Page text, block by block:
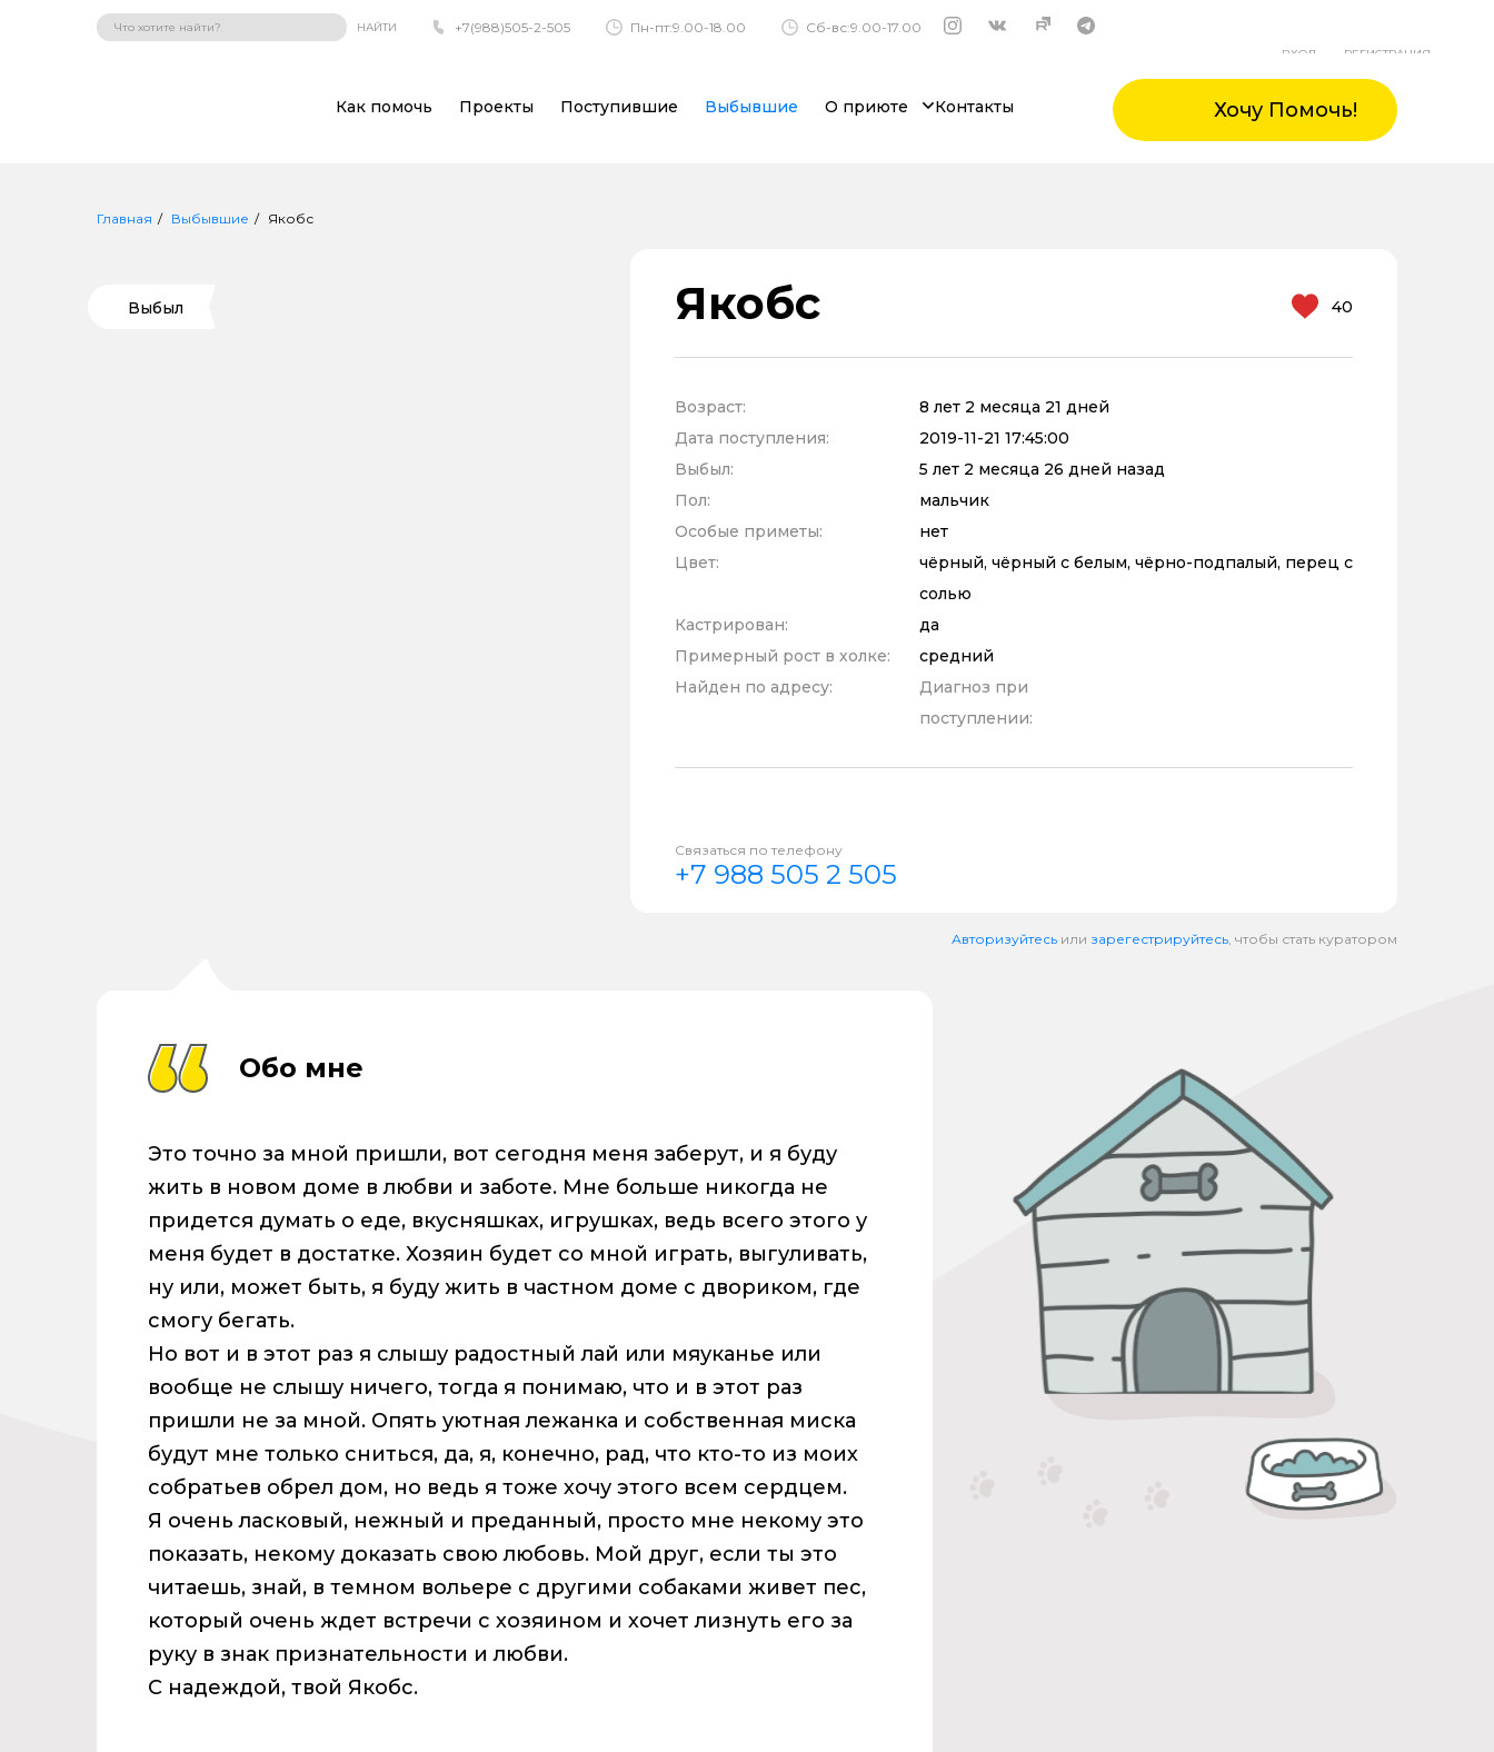
НАЙТИ +7(988)505-2-505 Пн-пт:9.00-18.00 Сб-вс:9.00-17.00
ВХОД РЕГИСТРАЦИЯ
Как помочь Проекты Поступившие Выбывшие О приюте Контакты Хочу Помочь!
Главная Выбывшие Якобс
Выбыл Якобс 40
Возраст:
8 лет 2 месяца 21 дней
Дата поступления:
2019-11-21 17:45:00
Выбыл:
5 лет 2 месяца 26 дней назад
Пол:
мальчик
Особые приметы:
нет
Цвет:
чёрный, чёрный с белым, чёрно-подпалый, перец с
солью
Кастрирован:
да
Примерный рост в холке:
средний
Найден по адресу:
Диагноз при
поступлении:
Связаться по телефону
+7 988 505 2 505
Авторизуйтесь или зарегестрируйтесь, чтобы стать куратором
Обо мне
Это точно за мной пришли, вот сегодня меня заберут, и я буду
жить в новом доме в любви и заботе. Мне больше никогда не
придется думать о еде, вкусняшках, игрушках, ведь всего этого у
меня будет в достатке. Хозяин будет со мной играть, выгуливать,
ну или, может быть, я буду жить в частном доме с двориком, где
смогу бегать.
Но вот и в этот раз я слышу радостный лай или мяуканье или
вообще не слышу ничего, тогда я понимаю, что и в этот раз
пришли не за мной. Опять уютная лежанка и собственная миска
будут мне только сниться, да, я, конечно, рад, что кто-то из моих
собратьев обрел дом, но ведь я тоже хочу этого всем сердцем.
Я очень ласковый, нежный и преданный, просто мне некому это
показать, некому доказать свою любовь. Мой друг, если ты это
читаешь, знай, в темном вольере с другими собаками живет пес,
который очень ждет встречи с хозяином и хочет лизнуть его за
руку в знак признательности и любви.
С надеждой, твой Якобс.